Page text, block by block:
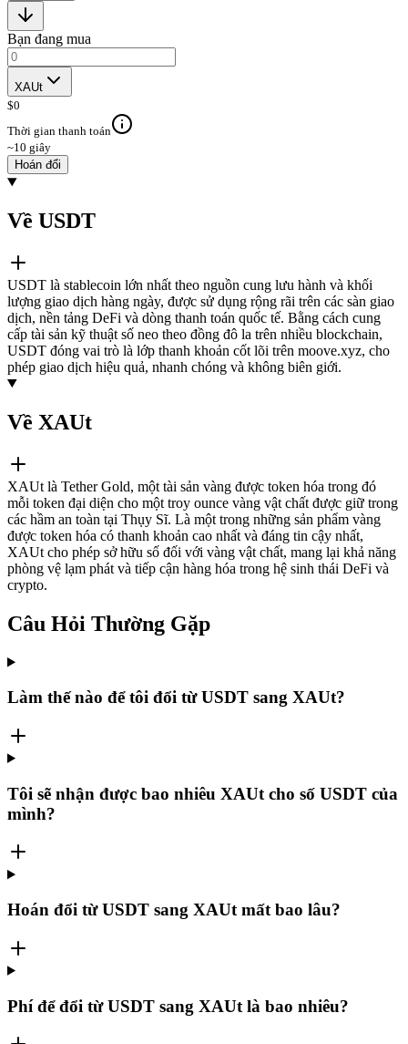
Bạn đang mua
XAUt
$0
Thời gian thanh toán
~10 giây
Hoán đổi
Về USDT
USDT là stablecoin lớn nhất theo nguồn cung lưu hành và khối
lượng giao dịch hàng ngày, được sử dụng rộng rãi trên các sàn giao
dịch, nền tảng DeFi và dòng thanh toán quốc tế. Bằng cách cung
cấp tài sản kỹ thuật số neo theo đồng đô la trên nhiều blockchain,
USDT đóng vai trò là lớp thanh khoản cốt lõi trên moove.xyz, cho
phép giao dịch hiệu quả, nhanh chóng và không biên giới.
Về XAUt
XAUt là Tether Gold, một tài sản vàng được token hóa trong đó
mỗi token đại diện cho một troy ounce vàng vật chất được giữ trong
các hầm an toàn tại Thụy Sĩ. Là một trong những sản phẩm vàng
được token hóa có thanh khoản cao nhất và đáng tin cậy nhất,
XAUt cho phép sở hữu số đối với vàng vật chất, mang lại khả năng
phòng vệ lạm phát và tiếp cận hàng hóa trong hệ sinh thái DeFi và
crypto.
Câu Hỏi Thường Gặp
Làm thế nào để tôi đổi từ USDT sang XAUt?
Tôi sẽ nhận được bao nhiêu XAUt cho số USDT của
mình?
Hoán đổi từ USDT sang XAUt mất bao lâu?
Phí để đổi từ USDT sang XAUt là bao nhiêu?